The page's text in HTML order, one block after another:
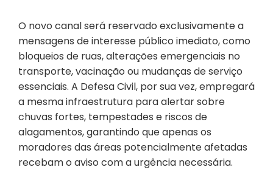
O novo canal será reservado exclusivamente a
mensagens de interesse público imediato, como
bloqueios de ruas, alterações emergenciais no
transporte, vacinação ou mudanças de serviço
essenciais. A Defesa Civil, por sua vez, empregará
a mesma infraestrutura para alertar sobre
chuvas fortes, tempestades e riscos de
alagamentos, garantindo que apenas os
moradores das áreas potencialmente afetadas
recebam o aviso com a urgência necessária.